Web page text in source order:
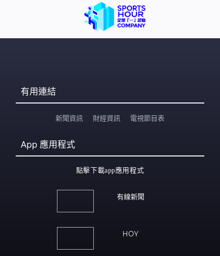
有用連結
新聞資訊 財經資訊 電視節目表
App 應用程式
點擊下載app應用程式
有線新聞
HOY